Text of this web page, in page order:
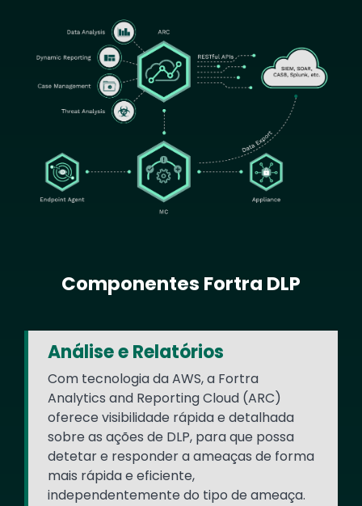
Componentes Fortra DLP
Análise e Relatórios
Com tecnologia da AWS, a Fortra
Analytics and Reporting Cloud (ARC)
oferece visibilidade rápida e detalhada
sobre as ações de DLP, para que possa
detetar e responder a ameaças de forma
mais rápida e eficiente,
independentemente do tipo de ameaça.